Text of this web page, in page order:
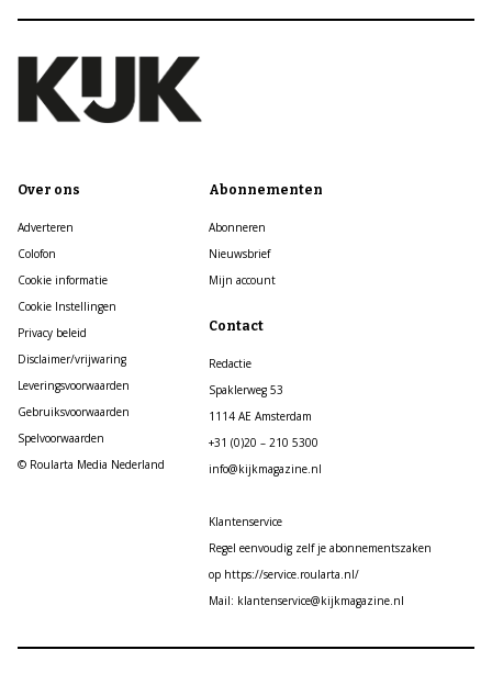
Over ons
Adverteren
Colofon
Cookie informatie
Cookie Instellingen
Privacy beleid
Disclaimer/vrijwaring
Leveringsvoorwaarden
Gebruiksvoorwaarden
Spelvoorwaarden
© Roularta Media Nederland
Abonnementen
Abonneren
Nieuwsbrief
Mijn account
Contact
Redactie
Spaklerweg 53
1114 AE Amsterdam
+31 (0)20 – 210 5300
info@kijkmagazine.nl
Klantenservice
Regel eenvoudig zelf je abonnementszaken
op https://service.roularta.nl/
Mail: klantenservice@kijkmagazine.nl